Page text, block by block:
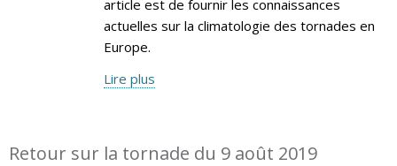
article est de fournir les connaissances
actuelles sur la climatologie des tornades en
Europe.
Lire plus
Retour sur la tornade du 9 août 2019